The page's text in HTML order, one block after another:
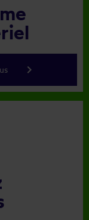
keyboard_arrow_right